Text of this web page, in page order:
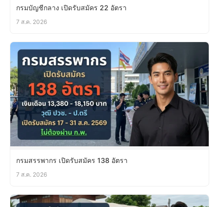
กรมบัญชีกลาง เปิดรับสมัคร 22 อัตรา
7 ส.ค. 2026
กรมสรรพากร เปิดรับสมัคร 138 อัตรา
7 ส.ค. 2026